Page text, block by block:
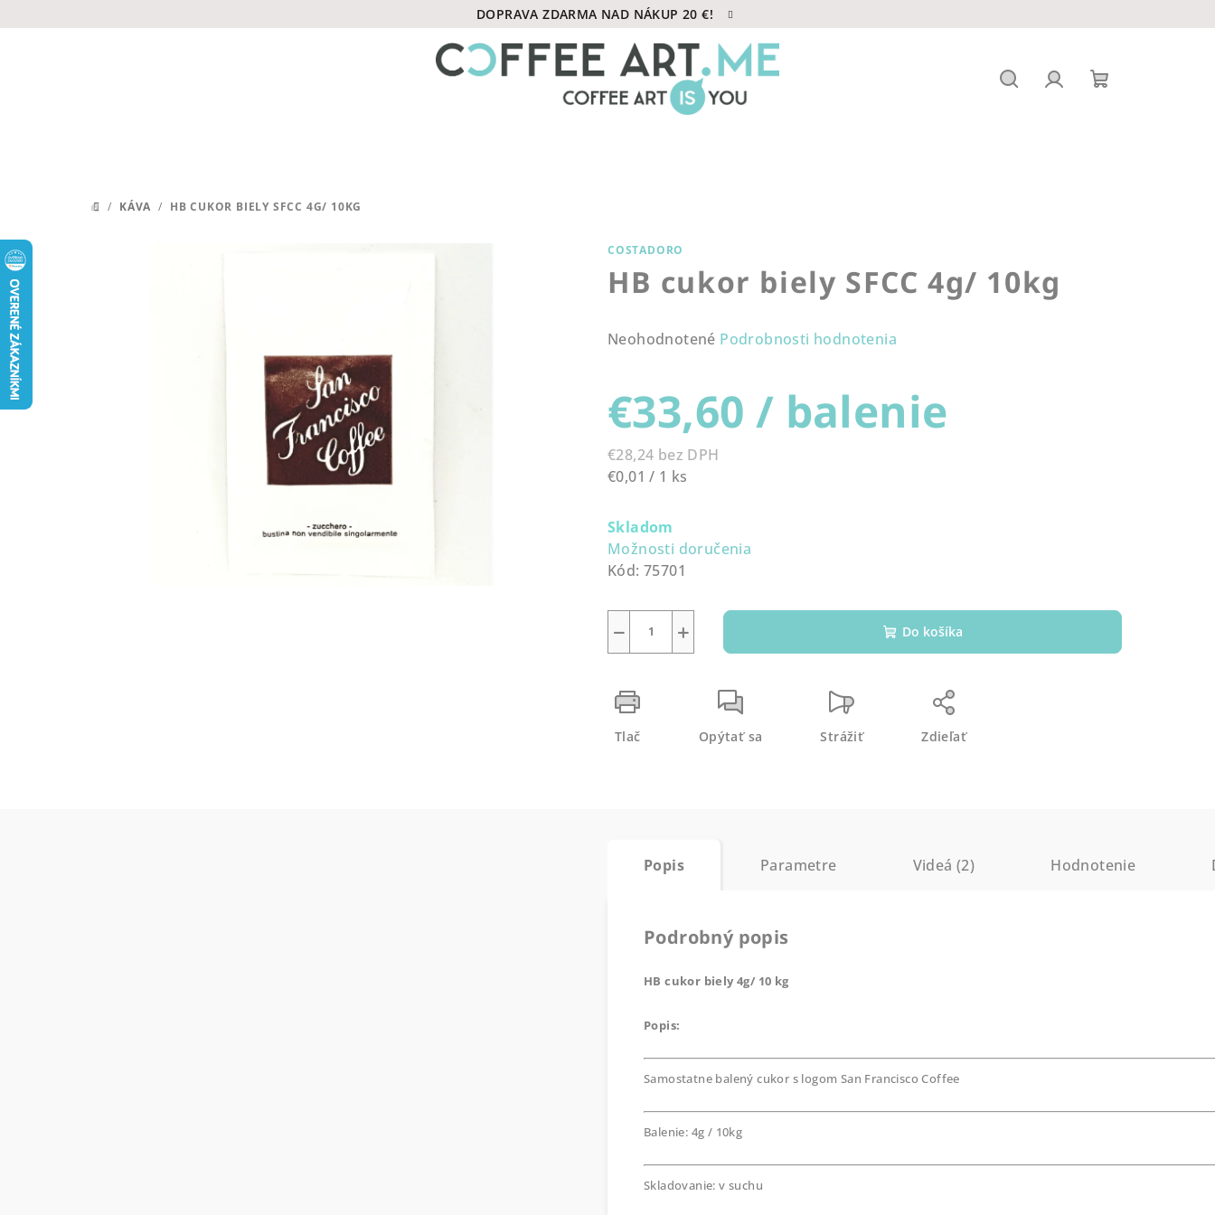
na
DOPRAVA ZDARMA NAD NÁKUP 20 €!
DOMOV
/ KÁVA / HB CUKOR BIELY SFCC 4G/ 10KG
COSTADORO
HB cukor biely SFCC 4g/ 10kg
Priemerné
je
0,0
z
5
hviezdičiek.
Neohodnotené Podrobnosti hodnotenia
€33,60 / balenie
€28,24 bez DPH
Jednotková
€0,01 / 1 ks
Skladom
Možnosti doručenia
Kód: 75701
+
− Do košíka
Tlač Opýtať sa Strážiť Zdieľať
Popis Parametre Videá (2) Hodnotenie
Podrobný popis
HB cukor biely 4g/ 10 kg
Popis:
Samostatne balený cukor s logom San Francisco Coffee
Balenie: 4g / 10kg
Skladovanie: v suchu